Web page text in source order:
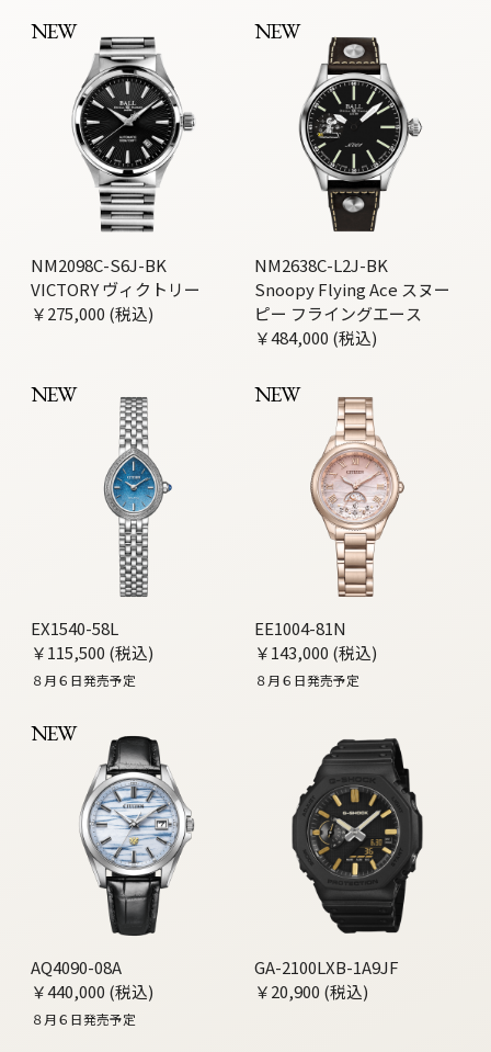
NEW
NM2098C-S6J-BK
VICTORY ヴィクトリー
￥275,000 (税込)
NEW
NM2638C-L2J-BK
Snoopy Flying Ace スヌー
ピー フライングエース
￥484,000 (税込)
NEW
EX1540-58L
￥115,500 (税込)
８月６日発売予定
NEW
EE1004-81N
￥143,000 (税込)
８月６日発売予定
NEW
AQ4090-08A
￥440,000 (税込)
８月６日発売予定
GA-2100LXB-1A9JF
￥20,900 (税込)